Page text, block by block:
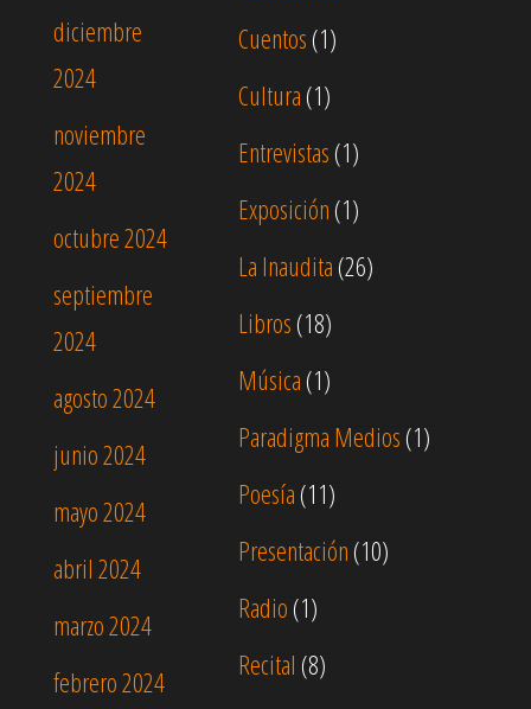
Cuentos (1)
Cultura (1)
Entrevistas (1)
Exposición(1)
La Inaudita(26)
Libros (18)
Música(1)
Paradigma Medios(1)
Poesía(11)
Presentación(10)
Radio(1)
Recital (8)
diciembre
2024
noviembre
2024
octubre 2024
septiembre
2024
agosto 2024
junio 2024
mayo 2024
abril 2024
marzo 2024
febrero 2024